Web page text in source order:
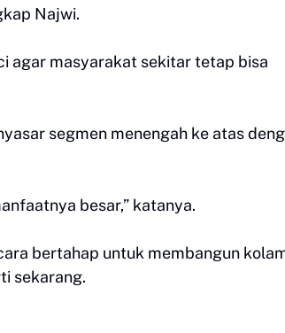
Najwi.
agar masyarakat sekitar tetap bisa
segmen menengah ke atas
besar,” katanya.
bertahap untuk membangun
sekarang.